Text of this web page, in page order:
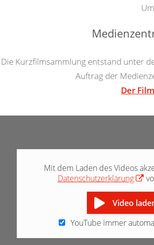
Die Kurzfilmsammlung entstand unter
Auftrag der
Der
Mit dem Laden des Videos
Datenschutzerklärung
Video
YouTube immer